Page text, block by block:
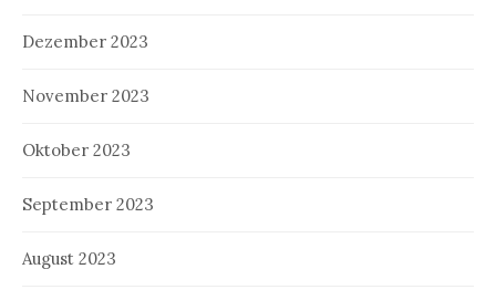
Dezember 2023
November 2023
Oktober 2023
September 2023
August 2023